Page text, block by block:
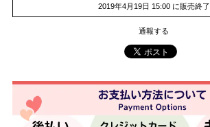
2019年4月19日 15:00 に販売終了
通報する